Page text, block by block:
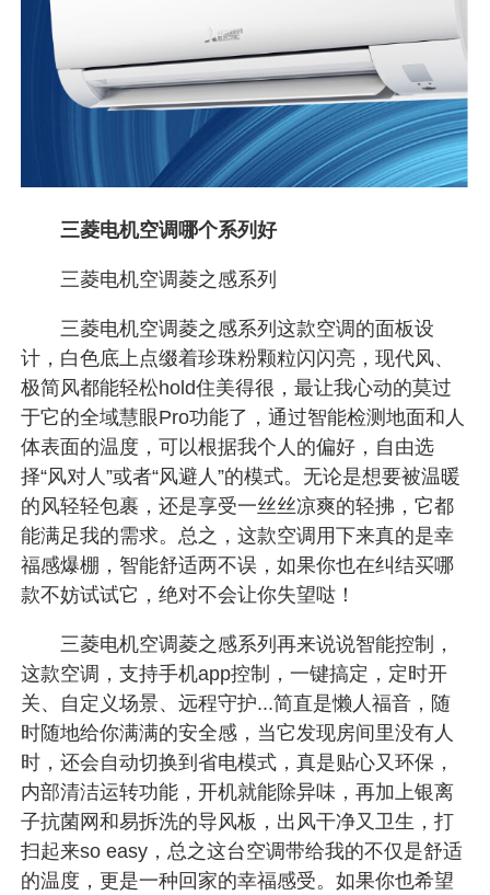
三菱电机空调哪个系列好
三菱电机空调菱之感系列
三菱电机空调菱之感系列这款空调的面板设
计，白色底上点缀着珍珠粉颗粒闪闪亮，现代风、
极简风都能轻松hold住美得很，最让我心动的莫过
于它的全域慧眼Pro功能了，通过智能检测地面和人
体表面的温度，可以根据我个人的偏好，自由选
择“风对人”或者“风避人”的模式。无论是想要被温暖
的风轻轻包裹，还是享受一丝丝凉爽的轻拂，它都
能满足我的需求。总之，这款空调用下来真的是幸
福感爆棚，智能舒适两不误，如果你也在纠结买哪
款不妨试试它，绝对不会让你失望哒！
三菱电机空调菱之感系列再来说说智能控制，
这款空调，支持手机app控制，一键搞定，定时开
关、自定义场景、远程守护...简直是懒人福音，随
时随地给你满满的安全感，当它发现房间里没有人
时，还会自动切换到省电模式，真是贴心又环保，
内部清洁运转功能，开机就能除异味，再加上银离
子抗菌网和易拆洗的导风板，出风干净又卫生，打
扫起来so easy，总之这台空调带给我的不仅是舒适
的温度，更是一种回家的幸福感受。如果你也希望